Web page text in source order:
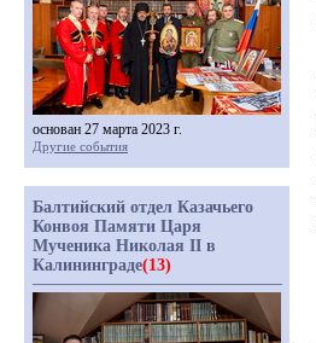
основан 27 марта 2023 г.
Другие события
Балтийский отдел Казачьего
Конвоя Памяти Царя
Мученика Николая II в
Калининграде(13)